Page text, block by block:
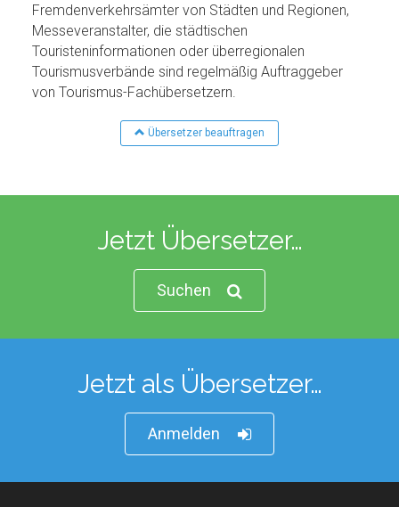
Fremdenverkehrsämter von Städten und Regionen,
Messeveranstalter, die städtischen
Touristeninformationen oder überregionalen
Tourismusverbände sind regelmäßig Auftraggeber
von Tourismus-Fachübersetzern.
Übersetzer beauftragen
Jetzt Übersetzer…
Suchen
Jetzt als Übersetzer…
Anmelden